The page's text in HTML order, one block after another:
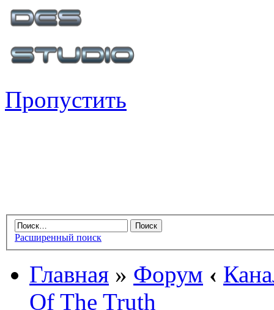
Пропустить
Расширенный поиск
Главная » Форум ‹
Of The Truth